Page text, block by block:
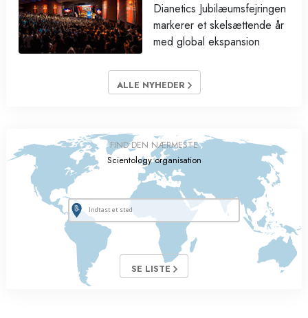
Dianetics Jubilæumsfejringen
markerer et skelsættende år
med global ekspansion
ALLE NYHEDER
FIND DEN NÆRMESTE
Scientology organisation
SE LISTE